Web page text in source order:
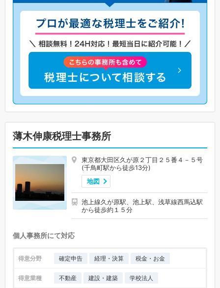
薄木伸康税理士事務所
東京都大田区久が原２丁目２５番４－５号
(千鳥町駅から徒歩13分)
地図
池上線久が原駅、池上駅、浅草線西馬込駅
から徒歩約１５分
個人事務所にて対応
得意分野 確定申告 経理・決算 税金・お金
得意業種 不動産 建設・建築 学校法人